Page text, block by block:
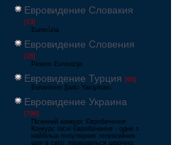
Евровидение Словакия
[13]
Eurovízia
Евровидение Словения
[26]
Pesem Evrovizije
Евровидение Турция [66]
Eurovision Şarkı Yarışması
Евровидение Украина
[796]
Пісенний конкурс Євробачення
Конкурс пісні Євробачення - одне з
найбільш популярних телевізійних
шоу в світі, проводиться щорічно,